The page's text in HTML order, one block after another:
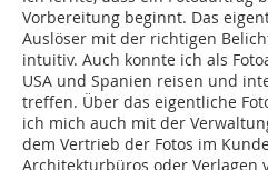
Vorbereitung beginnt. Das
Auslöser mit der richtigen
intuitiv. Auch konnte ich als
USA und Spanien reisen und
treffen. Über das eigentliche
ich mich auch mit der
dem Vertrieb der Fotos im
Architekturbüros oder Verlagen